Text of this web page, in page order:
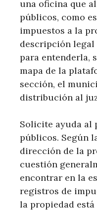
una oficina que
públicos, como
impuestos a la
descripción legal
para entenderla,
mapa de la
sección, el
distribución al
Solicite ayuda al
públicos. Según
dirección de la
cuestión
encontrar en la
registros de
la propiedad